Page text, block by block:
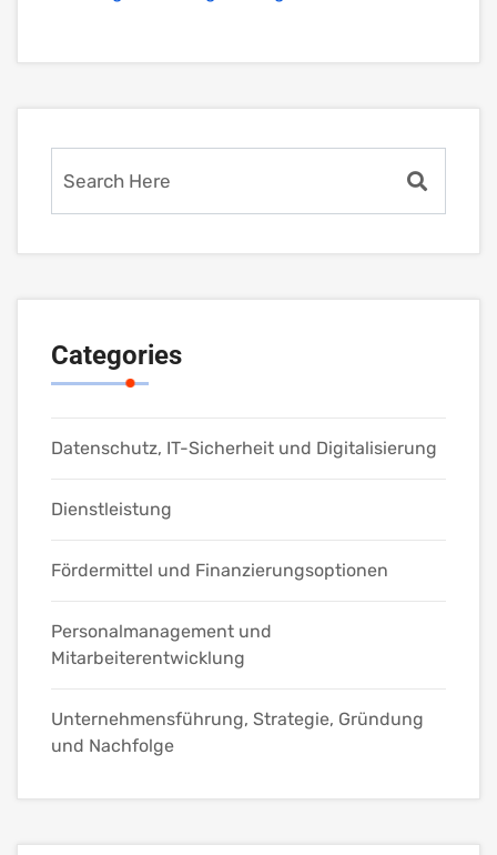
Categories
Datenschutz, IT-Sicherheit und Digitalisierung
Dienstleistung
Fördermittel und Finanzierungsoptionen
Personalmanagement und
Mitarbeiterentwicklung
Unternehmensführung, Strategie, Gründung
und Nachfolge